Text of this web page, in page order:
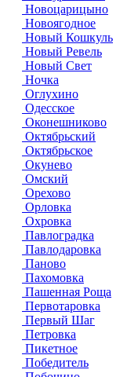
Новоцарицыно
Новоягодное
Новый Кошкуль
Новый Ревель
Новый Свет
Ночка
Оглухино
Одесское
Оконешниково
Октябрьский
Октябрьское
Окунево
Омский
Орехово
Орловка
Охровка
Павлоградка
Павлодаровка
Паново
Пахомовка
Пашенная Роща
Первотаровка
Первый Шаг
Петровка
Пикетное
Победитель